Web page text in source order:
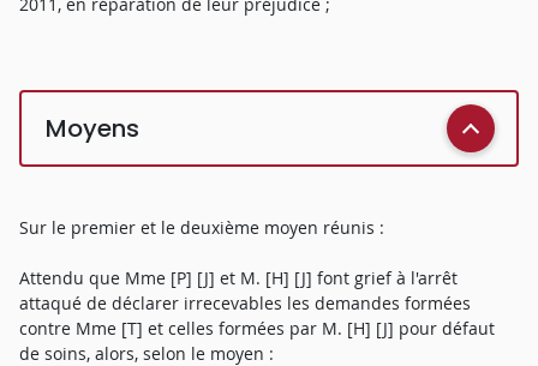
Moyens
Sur le premier et le deuxième moyen réunis :
Attendu que Mme [P] [J] et M. [H] [J] font grief à l'arrêt
attaqué de déclarer irrecevables les demandes formées
contre Mme [T] et celles formées par M. [H] [J] pour défaut
de soins, alors, selon le moyen :